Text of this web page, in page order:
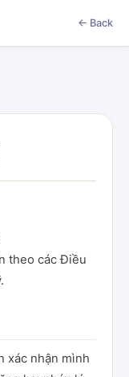
← Back
theo các Điều
xác nhận mình